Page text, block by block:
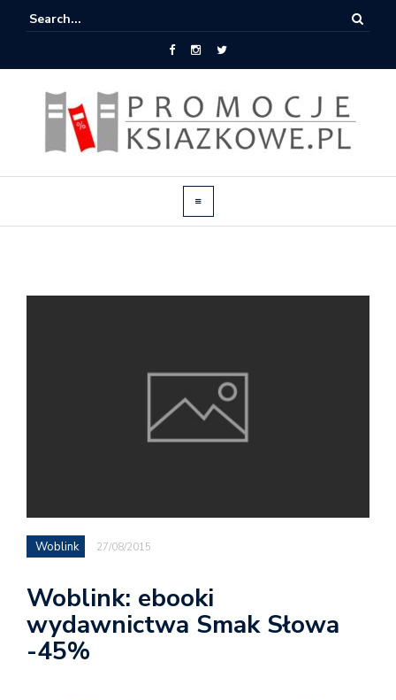
Woblink 27/08/2015
Woblink: ebooki
wydawnictwa Smak Słowa
-45%